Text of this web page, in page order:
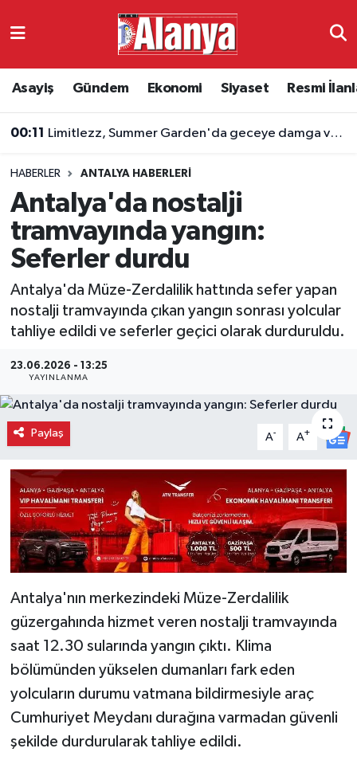
Asayiş Gündem Ekonomi Siyaset Resmi
00:11 Limitlezz, Summer Garden'da geceye damga vurdu
HABERLER ANTALYA HABERLERI
Antalya'da nostalji
tramvayında yangın:
Seferler durdu
Antalya'da Müze-Zerdalilik hattında sefer yapan
nostalji tramvayında çıkan yangın sonrası yolcular
tahliye edildi ve seferler geçici olarak durduruldu.
23.06.2026 - 13:25
YAYINLANMA
Paylaş A- A+
Antalya'nın merkezindeki Müze-Zerdalilik
güzergahında hizmet veren nostalji tramvayında
saat 12.30 sularında yangın çıktı. Klima
bölümünden yükselen dumanları fark eden
yolcuların durumu vatmana bildirmesiyle araç
Cumhuriyet Meydanı durağına varmadan güvenli
şekilde durdurularak tahliye edildi.
Ekonomi
Resmi İlanlar
Alanyaspor
Turizm
Antalya Namaz Vakitleri
Süper Lig Puan Durumu ve Fikstür
Tüm Manşetler
Son Dakika Haberleri